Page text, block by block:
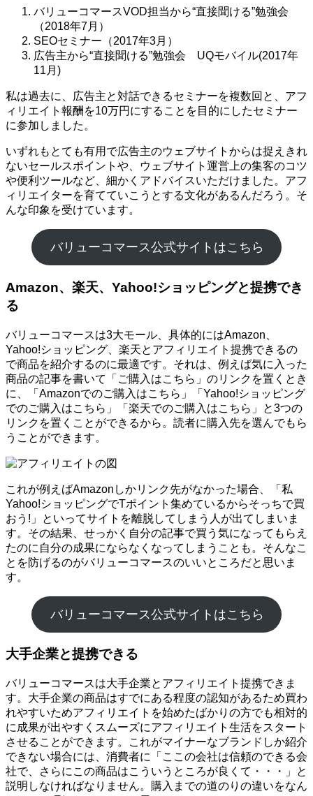
バリューコマースVOD担当から“直接聞ける”勉強会
（2018年7月）
SEOセミナー（2017年3月）
広告主から“直接聞ける”勉強会 UQモバイル(2017年
11月)
私は過去に、広告主と対話できるセミナーを複数回と、アフ
ィリエイト報酬を10万円にすることを目的にしたセミナー
に参加しました。
いずれもとても有用で広告主のウェブサイトからは捉えきれ
ないセールスポイントや、ウェブサイト運営上の集客のコツ
や便利ツールなど、細かくアドバイスいただけました。アフ
ィリエイターを育てていこうとする文化があるんだろう。そ
んな印象を受けています。
バリューコマース公式サイトはこちら
Amazon、楽天、Yahoo!ショッピングと提携でき
る
バリューコマースは3大モール、具体的にはAmazon、
Yahoo!ショッピング、楽天とアフィリエイト提携できるの
で商品を紹介するのに最適です。それは、例えば気に入った
商品の記事を書いて「ご購入はこちら」のリンクを置くとき
に、「Amazonでのご購入はこちら」「Yahoo!ショッピング
でのご購入はこちら」「楽天でのご購入はこちら」と3つの
リンクを置くことができるから。読者に購入先を選んでもら
うことができます。
これが例えばAmazonしかリンク先がなかった場合、「私
Yahoo!ショッピングでTポイント集めているからそっちで買
おう!」といってサイトを離脱してしまう人が出てしまいま
す。その結果、せっかく自分の記事で買う気になってもらえ
たのに自分の成果にならなくなってしまうことも。そんなこ
とを防げるのがバリューコマースのいいところだと思いま
す。
バリューコマース公式サイトはこちら
大手企業と提携できる
バリューコマースは大手企業とアフィリエイト提携できま
す。大手企業の商品はすでにある程度の認知があるため買わ
れやすいためアフィリエイトを始めたばかりの方でも相対的
に成果が出やすくスムーズにアフィリエイト生活をスタート
させることができます。これがマイナーなブランドしか紹介
できない場合には、消費者に「ここの会社は信頼のできる会
社で、さらにこの商品はこういうところが良くて・・・」と
説明しなければなりません。購入までの道のりの違いをなん